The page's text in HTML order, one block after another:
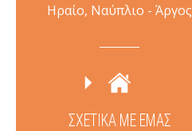
Ηραίο, Ναύπλιο - Άργος
ΣΧΕΤΙΚΑ ΜΕ ΕΜΑΣ